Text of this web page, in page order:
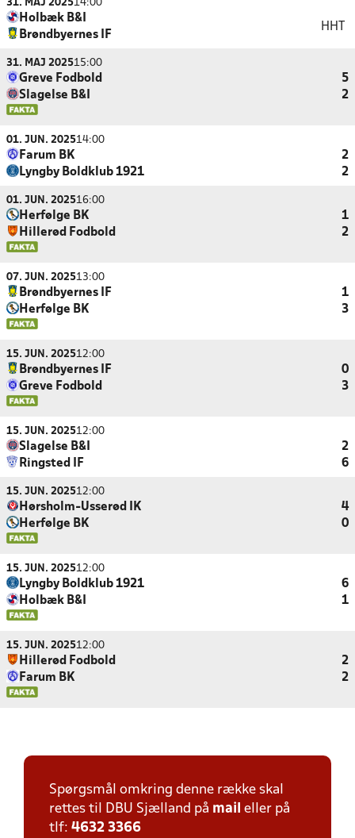
31. MAJ 202514:00
Holbæk B&I
Brøndbyernes IF
HHT
31. MAJ 202515:00
Greve Fodbold
5
Slagelse B&I
2
01. JUN. 202514:00
Farum BK
2
Lyngby Boldklub 1921
2
01. JUN. 202516:00
Herfølge BK
1
Hillerød Fodbold
2
07. JUN. 202513:00
Brøndbyernes IF
1
Herfølge BK
3
15. JUN. 202512:00
Brøndbyernes IF
0
Greve Fodbold
3
15. JUN. 202512:00
Slagelse B&I
2
Ringsted IF
6
15. JUN. 202512:00
Hørsholm-Usserød IK
4
Herfølge BK
0
15. JUN. 202512:00
Lyngby Boldklub 1921
6
Holbæk B&I
1
15. JUN. 202512:00
Hillerød Fodbold
2
Farum BK
2
Spørgsmål omkring denne række skal
rettes til DBU Sjælland på mail eller på
tlf: 4632 3366